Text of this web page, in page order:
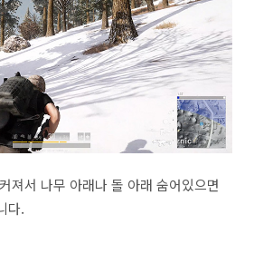
져서 나무 아래나 돌 아래 숨어있으면
다.